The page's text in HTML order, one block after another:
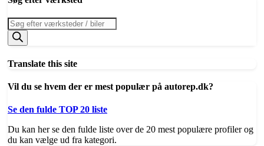
Products
search
Translate this site
Vil du se hvem der er mest populær på autorep.dk?
Se den fulde TOP 20 liste
Du kan her se den fulde liste over de 20 mest populære profiler og
du kan vælge ud fra kategori.